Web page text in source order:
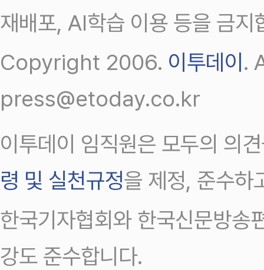
재배포, AI학습 이용 등을 금지
Copyright 2006. 이투데이.
press@etoday.co.kr
이투데이 임직원은 모두의 의
령 및 실천규정을 제정, 준수하
한국기자협회와 한국신문방송
강도 준수합니다.